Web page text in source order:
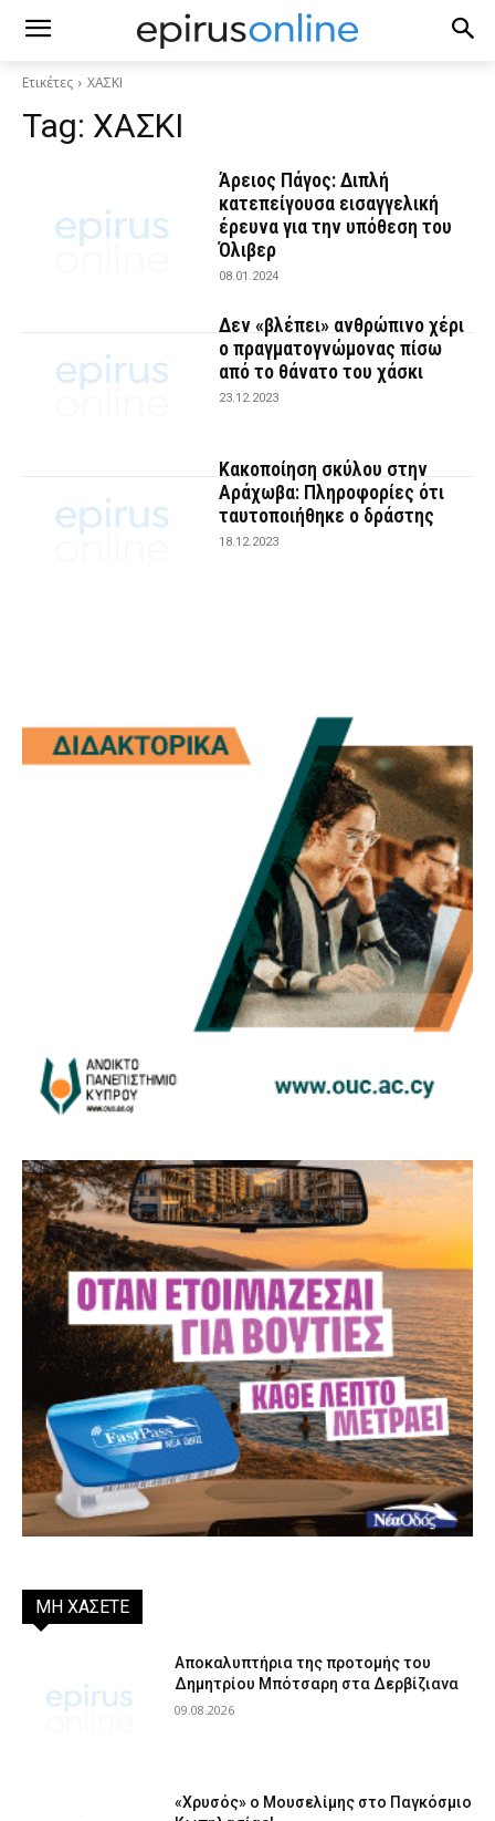
Ετικέτες ΧΑΣΚΙ
Tag: ΧΑΣΚΙ
Άρειος Πάγος: Διπλή
κατεπείγουσα εισαγγελική
έρευνα για την υπόθεση του
Όλιβερ
08.01.2024
Δεν «βλέπει» ανθρώπινο χέρι
ο πραγματογνώμονας πίσω
από το θάνατο του χάσκι
23.12.2023
Κακοποίηση σκύλου στην
Αράχωβα: Πληροφορίες ότι
ταυτοποιήθηκε ο δράστης
18.12.2023
ΜΗ ΧΑΣΕΤΕ
Αποκαλυπτήρια της προτομής του
Δημητρίου Μπότσαρη στα Δερβίζιανα
09.08.2026
«Χρυσός» ο Μουσελίμης στο Παγκόσμιο